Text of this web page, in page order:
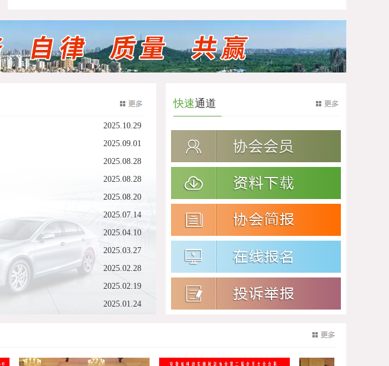
2025.10.29
2025.09.01
2025.08.28
2025.08.28
2025.08.20
2025.07.14
2025.04.10
2025.03.27
2025.02.28
2025.02.19
2025.01.24
快速通道